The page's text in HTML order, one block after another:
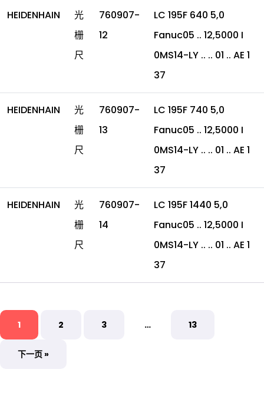
HEIDENHAIN
光
栅
尺
760907-
12
LC 195F 640 5,0
Fanuc05 .. 12,5000 I
0MS14-LY .. .. 01 .. AE 1
37
HEIDENHAIN
光
栅
尺
760907-
13
LC 195F 740 5,0
Fanuc05 .. 12,5000 I
0MS14-LY .. .. 01 .. AE 1
37
HEIDENHAIN
光
栅
尺
760907-
14
LC 195F 1440 5,0
Fanuc05 .. 12,5000 I
0MS14-LY .. .. 01 .. AE 1
37
1 2 3 … 13
下一页 »